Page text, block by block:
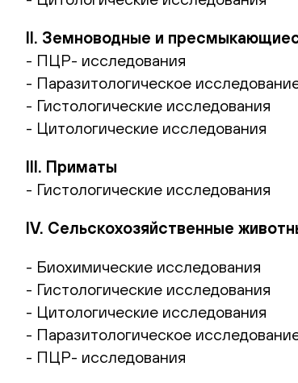
II. Земноводные и
- ПЦР- исследования
- Паразитологическое
- Гистологические исследования
- Цитологические исследования
III. Приматы
- Гистологические исследования
IV. Сельскохозяйственные
- Биохимические исследования
- Гистологические исследования
- Цитологические исследования
- Паразитологическое
- ПЦР- исследования